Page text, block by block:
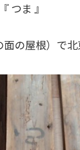
つま 』
の屋根）で北